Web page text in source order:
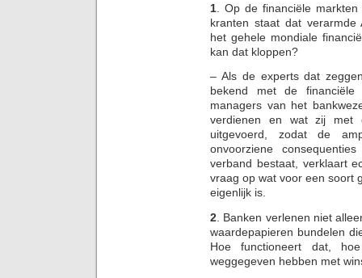
1 . Op de financiële
kranten staat dat verarmde
het gehele mondiale
kan dat kloppen?
– Als de experts dat
bekend met de
managers van het
verdienen en wat zij met
uitgevoerd, zodat de
onvoorziene
verband bestaat, verklaart
vraag op wat voor een soort
eigenlijk is.
2 . Banken verlenen niet
waardepapieren bundelen
Hoe functioneert dat,
weggegeven hebben met